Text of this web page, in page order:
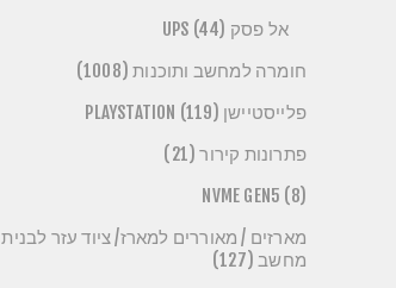
אל פסק UPS (44)
חומרה למחשב ותוכנות (1008)
פלייסטיישן PLAYSTATION (119)
פתרונות קירור (21)
NVME GEN5 (8)
מארזים / מאוררים למארז/ ציוד עזר לבנית
מחשב (127)